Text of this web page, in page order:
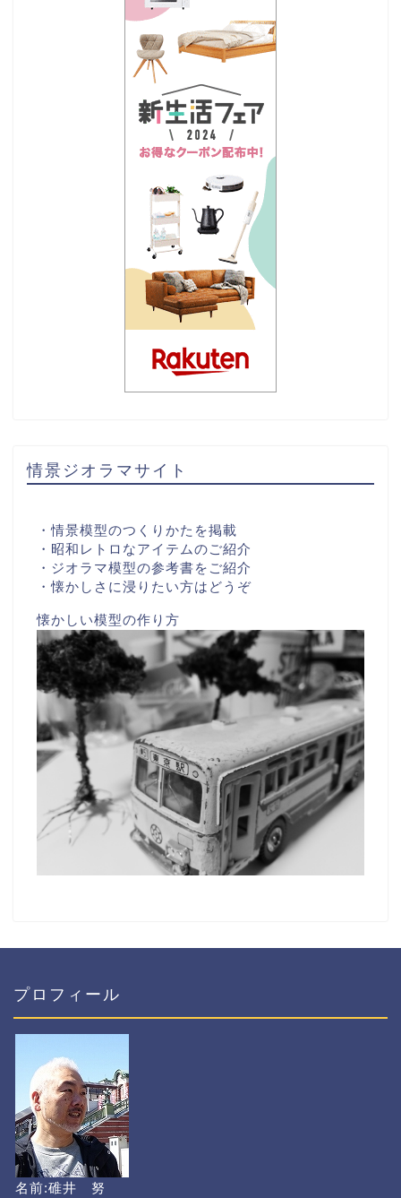
情景ジオラマサイト
・情景模型のつくりかたを掲載
・昭和レトロなアイテムのご紹介
・ジオラマ模型の参考書をご紹介
・懐かしさに浸りたい方はどうぞ
懐かしい模型の作り方
プロフィール
名前:碓井 努